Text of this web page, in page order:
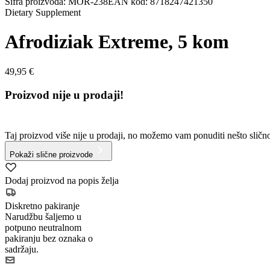
Dietary Supplement
Afrodiziak Extreme, 5 kom
49,95 €
Proizvod nije u prodaji!
Taj proizvod više nije u prodaji, no možemo vam ponuditi nešto
Pokaži slične proizvode
Dodaj proizvod na popis želja
Diskretno pakiranje
Narudžbu šaljemo u
potpuno neutralnom
pakiranju bez oznaka o
sadržaju.